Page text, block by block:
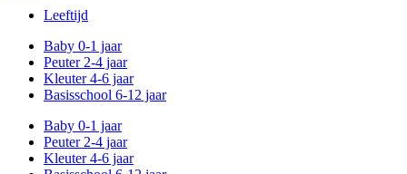
Leeftijd
Baby 0-1 jaar
Peuter 2-4 jaar
Kleuter 4-6 jaar
Basisschool 6-12 jaar
Baby 0-1 jaar
Peuter 2-4 jaar
Kleuter 4-6 jaar